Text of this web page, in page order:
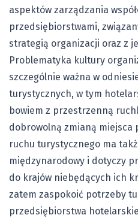
aspektów zarządzania
przedsiębiorstwami,
strategią organizacji oraz z
Problematyka kultury
szczególnie ważna w
turystycznych, w tym
bowiem z przestrzenną
dobrowolną zmianą miejsca
ruchu turystycznego ma
międzynarodowy i dotyczy
do krajów niebędących ich
zatem zaspokoić potrzeby
przedsiębiorstwa